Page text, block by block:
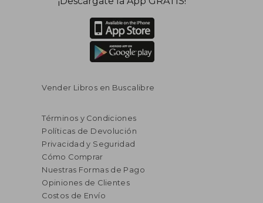
$ 18.47
Vender Libros en Buscalibre
Términos y Condiciones
Políticas de Devolución
Privacidad y Seguridad
Cómo Comprar
Nuestras Formas de Pago
Opiniones de Clientes
Costos de Envío